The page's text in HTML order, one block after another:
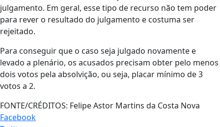
julgamento. Em geral, esse tipo de recurso não tem poder
para rever o resultado do julgamento e costuma ser
rejeitado.
Para conseguir que o caso seja julgado novamente e
levado a plenário, os acusados precisam obter pelo menos
dois votos pela absolvição, ou seja, placar mínimo de 3
votos a 2.
FONTE/CRÉDITOS: Felipe Astor Martins da Costa Nova
Facebook